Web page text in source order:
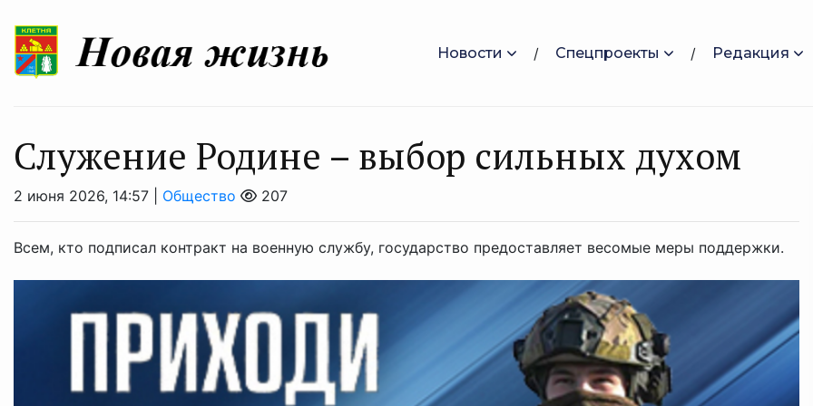
Новости Спецпроекты Редакция
Служение Родине – выбор сильных духом
2 июня 2026, 14:57 | Общество 207
Всем, кто подписал контракт на военную службу, государство предоставляет весомые меры поддержки.